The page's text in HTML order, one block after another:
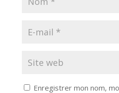
Enregistrer mon nom,